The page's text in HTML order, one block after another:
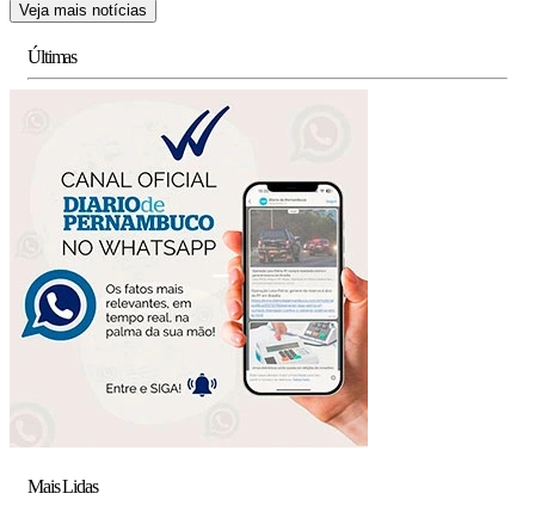
Veja mais notícias
Últimas
Mais Lidas